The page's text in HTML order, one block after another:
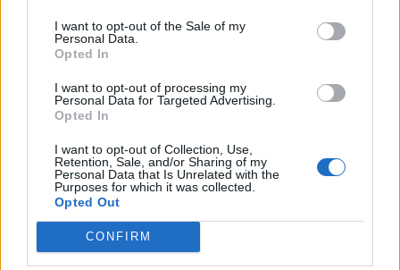
I want to opt-out of the Sale of my
Personal Data.
Opted In
I want to opt-out of processing my
Personal Data for Targeted Advertising.
Opted In
I want to opt-out of Collection, Use,
Retention, Sale, and/or Sharing of my
Personal Data that Is Unrelated with the
Purposes for which it was collected.
Opted Out
CONFIRM
Υπεγράφη η σύμβαση για τα
Ηρακλείου Κρήτης στο Καστέλλι
07/08/26
Δημόσιο: Άκυρες από 1η
Οκτωβρίου οι εγκύκλιοι που δεν
θα αναρτώνται στις ιστοσελίδες
07/08/26